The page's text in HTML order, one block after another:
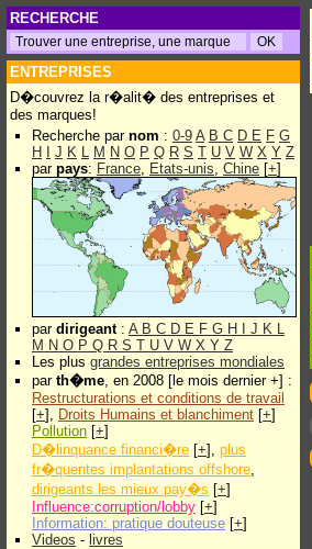
RECHERCHE
ENTREPRISES
D�couvrez la r�alit� des entreprises et
des marques!
Recherche par nom : 0-9 A B C D E F G
H
J K L M N O P Q R S T U V W X Y Z
par pays: France, Etats-unis, Chine [+]
par dirigeant: A B C D E F G H J K L
M N O P Q R S T U V W X Y Z
Les plus grandes entreprises mondiales
par th�me, en 2008 [le mois dernier +] :
Restructurations et conditions de travail
[+], Droits Humains et blanchiment [+]
Pollution [+]
D�linquance financi�re [+], plus
fr�quentes implantations offshore,
dirigeants les mieux pay�s [+]
Influence:corruption/lobby [+]
Information: pratique douteuse [+]
Videos - livres